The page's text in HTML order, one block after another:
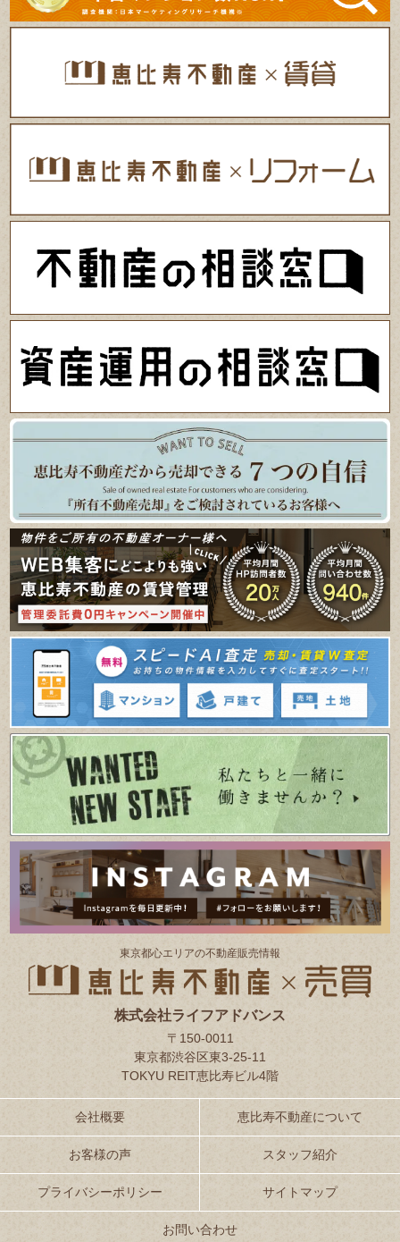
東京都⼼エリアの不動産販売情報
株式会社ライフアドバンス
〒150-0011
東京都渋谷区東3-25-11
TOKYU REIT恵比寿ビル4階
会社概要 恵比寿不動産について
お客様の声 スタッフ紹介
プライバシーポリシー サイトマップ
お問い合わせ